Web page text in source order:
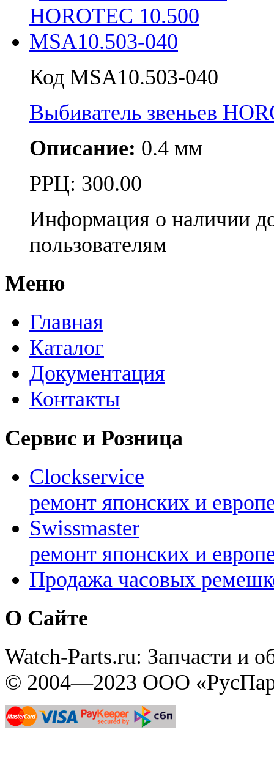
Код MSA10.503-040
Выбиватель звеньев
Описание: 0.4 мм
РРЦ: 300.00
Информация о наличии
пользователям
Меню
Главная
Каталог
Документация
Контакты
Сервис и Розница
Clockservice
ремонт японских и
Swissmaster
ремонт японских и
Продажа часовых
О Сайте
Watch-Parts.ru: Запчасти и
© 2004—2023 ООО